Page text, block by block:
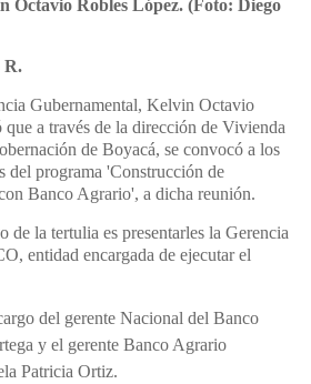
Octavio Robles López. (Foto: Diego
R.
Gubernamental, Kelvin Octavio
a través de la dirección de Vivienda
de Boyacá, se convocó a los
del programa 'Construcción de
Banco Agrario', a dicha reunión.
de la tertulia es presentarles la Gerencia
entidad encargada de ejecutar el
del gerente Nacional del Banco
y el gerente Banco Agrario
Patricia Ortiz.